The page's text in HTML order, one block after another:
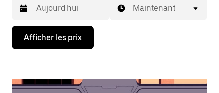
Appuyez
la
bas
Maintenant
Afficher les prix